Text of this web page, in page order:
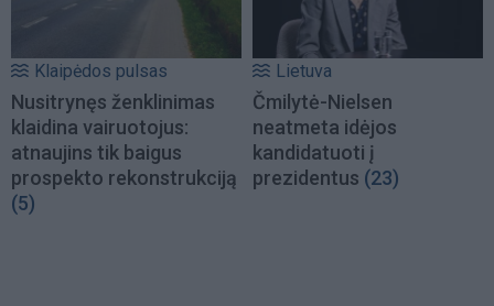
Klaipėdos pulsas
Nusitrynęs ženklinimas
klaidina vairuotojus:
atnaujins tik baigus
prospekto rekonstrukciją
(5)
Lietuva
Čmilytė-Nielsen
neatmeta idėjos
kandidatuoti į
prezidentus (23)